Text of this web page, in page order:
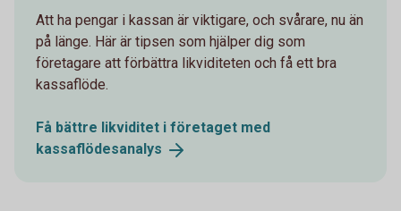
Att ha pengar i kassan är viktigare, och svårare, nu än
på länge. Här är tipsen som hjälper dig som
företagare att förbättra likviditeten och få ett bra
kassaflöde.
Få bättre likviditet i företaget med
kassaflödesanalys